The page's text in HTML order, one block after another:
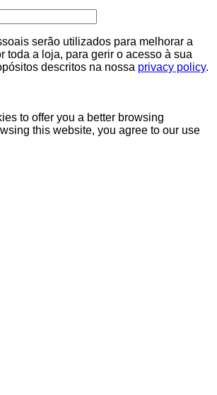
serão utilizados para melhorar a
toda a loja, para gerir o acesso à sua
descritos na nossa privacy policy.
to offer you a better browsing
this website, you agree to our use